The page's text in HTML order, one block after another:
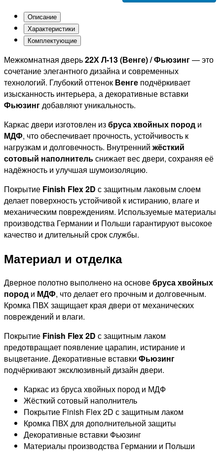
Описание
Характеристики
Комплектующие
Межкомнатная дверь22Х Л-13 (Венге) / Фьюзинг— это
сочетание элегантного дизайна и современных
технологий. Глубокий оттенок Венге подчёркивает
изысканность интерьера, а декоративные вставки
Фьюзингдобавляют уникальность.
Каркас двери изготовлен избруса хвойных пород и
МДФ, что обеспечивает прочность, устойчивость к
нагрузкам и долговечность. Внутренний жёсткий
сотовый наполнительснижает вес двери, сохраняя её
надёжность и улучшая шумоизоляцию.
Покрытие Finish Flex 2D с защитным лаковым слоем
делает поверхность устойчивой к истиранию, влаге и
механическим повреждениям. Используемые материалы
производства Германии и Польши гарантируют высокое
качество и длительный срок службы.
Материал и отделка
Дверное полотно выполнено на основебруса хвойных
пород и МДФ, что делает его прочным и долговечным.
Кромка ПВХ защищает края двери от механических
повреждений и влаги.
Покрытие Finish Flex 2D с защитным лаком
предотвращает появление царапин, истирание и
выцветание. Декоративные вставки Фьюзинг
подчёркивают эксклюзивный дизайн двери.
Каркас из бруса хвойных пород и МДФ
Жёсткий сотовый наполнитель
Покрытие Finish Flex 2D с защитным лаком
Кромка ПВХ для дополнительной защиты
Декоративные вставки Фьюзинг
Материалы производства Германии и Польши